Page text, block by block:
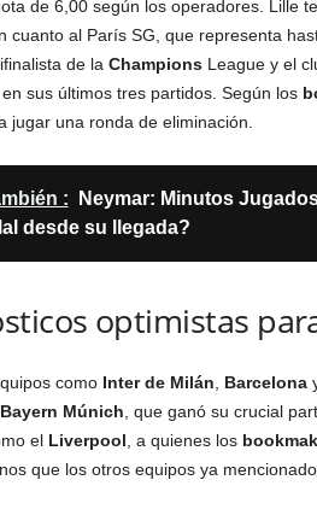
de 6,00 según los operadores. Lille
cuanto al París SG, que representa
de la ChampionsLeague y el
sus últimos tres partidos. Según los
jugar una ronda de eliminación.
:
Neymar: Minutos
desde su llegada?
optimistas
como Inter de Milán Barcelona
Bayern Múnich , que ganó su crucial
el Liverpool , a quienes los
que los otros equipos ya